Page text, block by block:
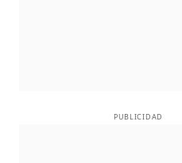
PUBLICIDAD